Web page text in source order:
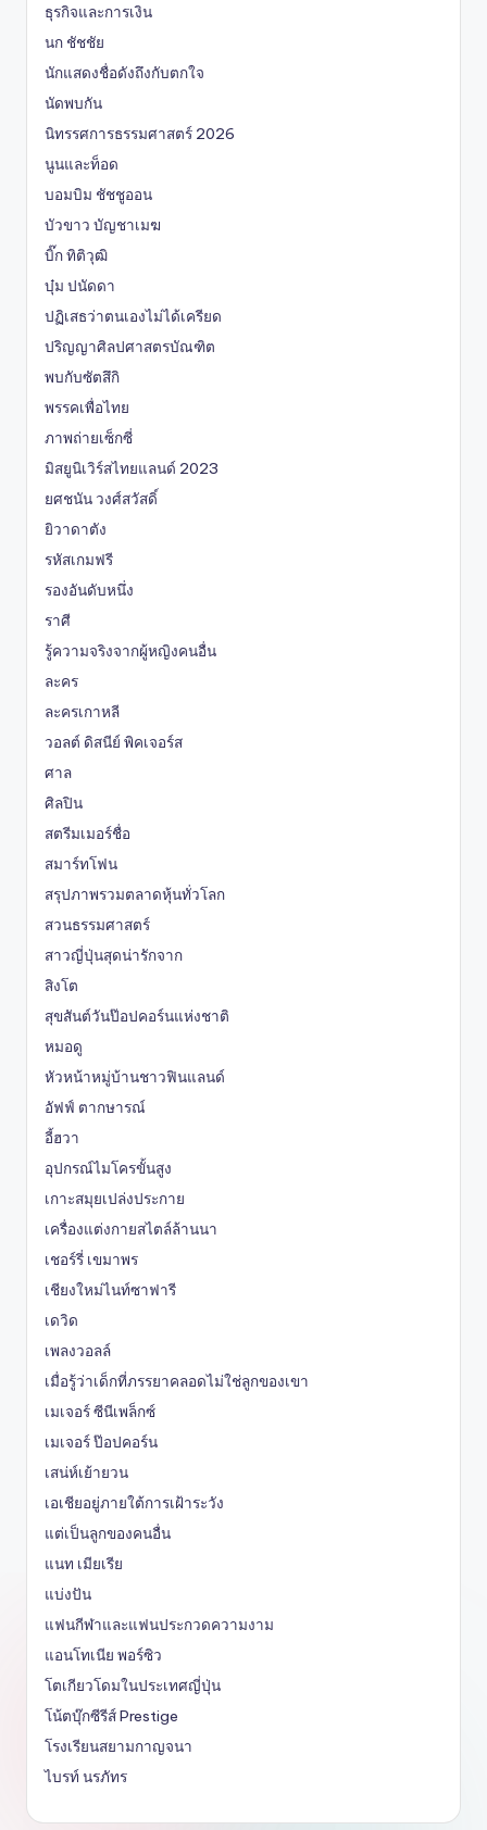
ธุรกิจและการเงิน
นก ชัชชัย
นักแสดงชื่อดังถึงกับตกใจ
นัดพบกัน
นิทรรศการธรรมศาสตร์ 2026
นูนและท็อด
บอมบิม ชัชชูออน
บัวขาว บัญชาเมฆ
บิ๊ก ทิติวุฒิ
บุ๋ม ปนัดดา
ปฏิเสธว่าตนเองไม่ได้เครียด
ปริญญาศิลปศาสตรบัณฑิต
พบกับซัตสึกิ
พรรคเพื่อไทย
ภาพถ่ายเซ็กซี่
มิสยูนิเวิร์สไทยแลนด์ 2023
ยศชนัน วงศ์สวัสดิ์
ยิวาดาตัง
รหัสเกมฟรี
รองอันดับหนึ่ง
ราศี
รู้ความจริงจากผู้หญิงคนอื่น
ละคร
ละครเกาหลี
วอลต์ ดิสนีย์ พิคเจอร์ส
ศาล
ศิลปิน
สตรีมเมอร์ชื่อ
สมาร์ทโฟน
สรุปภาพรวมตลาดหุ้นทั่วโลก
สวนธรรมศาสตร์
สาวญี่ปุ่นสุดน่ารักจาก
สิงโต
สุขสันต์วันป๊อปคอร์นแห่งชาติ
หมอดู
หัวหน้าหมู่บ้านชาวฟินแลนด์
อัฟฟ์ ตากษารณ์
อี้ฮวา
อุปกรณ์ไมโครขั้นสูง
เกาะสมุยเปล่งประกาย
เครื่องแต่งกายสไตล์ล้านนา
เชอร์รี่ เขมาพร
เชียงใหม่ไนท์ซาฟารี
เดวิด
เพลงวอลล์
เมื่อรู้ว่าเด็กที่ภรรยาคลอดไม่ใช่ลูกของเขา
เมเจอร์ ซีนีเพล็กซ์
เมเจอร์ ป๊อปคอร์น
เสน่ห์เย้ายวน
เอเชียอยู่ภายใต้การเฝ้าระวัง
แต่เป็นลูกของคนอื่น
แนท เมียเรีย
แบ่งปัน
แฟนกีฬาและแฟนประกวดความงาม
แอนโทเนีย พอร์ซิว
โตเกียวโดมในประเทศญี่ปุ่น
โน้ตบุ๊กซีรีส์ Prestige
โรงเรียนสยามกาญจนา
ไบรท์ นรภัทร